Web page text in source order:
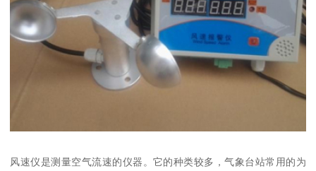
风速仪是测量空气流速的仪器。它的种类较多，气象台站常用的为